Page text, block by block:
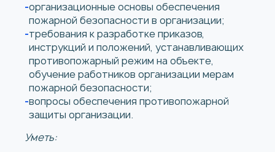
организационные основы обеспечения
пожарной безопасности в организации;
требования к разработке приказов,
инструкций и положений, устанавливающих
противопожарный режим на объекте,
обучение работников организации мерам
пожарной безопасности;
вопросы обеспечения противопожарной
защиты организации.
Уметь: